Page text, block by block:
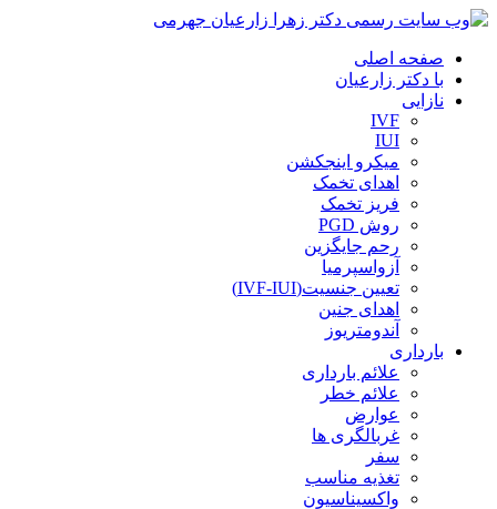
صفحه اصلی
با دکتر زارعیان
نازایی
IVF
IUI
میکرو اینجکشن
اهدای تخمک
فریز تخمک
روش PGD
رحم جایگزین
آزواسپرمیا
تعیین جنسیت(IVF-IUI)
اهدای جنین
آندومتریوز
بارداری
علائم بارداری
علائم خطر
عوارض
غربالگری ها
سفر
تغذیه مناسب
واکسیناسیون